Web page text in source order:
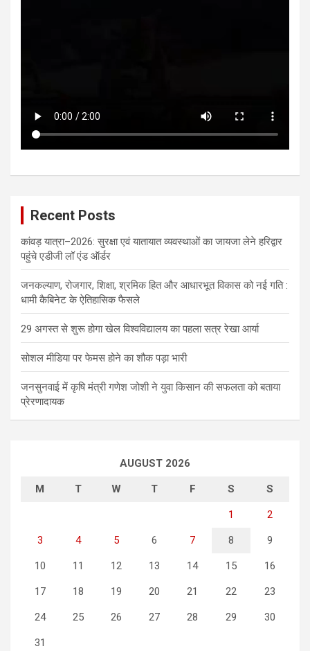
Recent Posts
कांवड़ यात्रा–2026: सुरक्षा एवं यातायात व्यवस्थाओं का जायजा लेने हरिद्वार
पहुंचे एडीजी लॉ एंड ऑर्डर
जनकल्याण, रोजगार, शिक्षा, श्रमिक हित और आधारभूत विकास को नई गति :
धामी कैबिनेट के ऐतिहासिक फैसले
29 अगस्त से शुरू होगा खेल विश्वविद्यालय का पहला सत्र रेखा आर्या
सोशल मीडिया पर फेमस होने का शौक पड़ा भारी
जनसुनवाई में कृषि मंत्री गणेश जोशी ने युवा किसान की सफलता को बताया
प्रेरणादायक
AUGUST 2026
M T W T F S S
1 2
3 4 5 6 7 8 9
10 11 12 13 14 15 16
17 18 19 20 21 22 23
24 25 26 27 28 29 30
31